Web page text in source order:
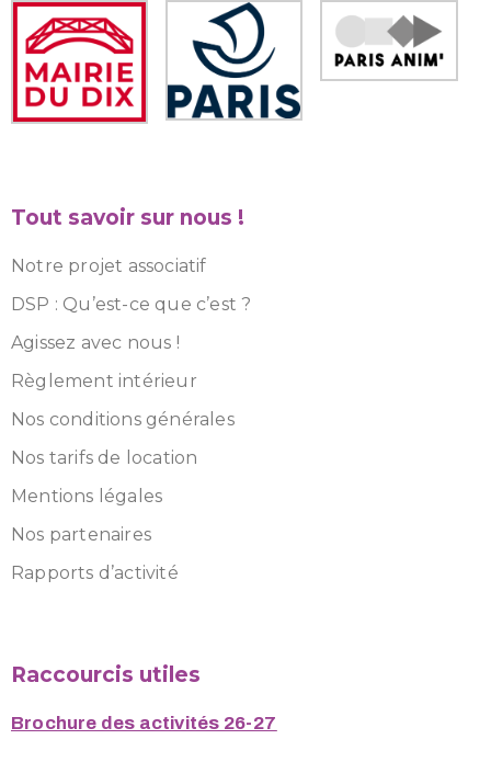
Tout savoir sur nous !
Notre projet associatif
DSP : Qu’est-ce que c’est ?
Agissez avec nous !
Règlement intérieur
Nos conditions générales
Nos tarifs de location
Mentions légales
Nos partenaires
Rapports d’activité
Raccourcis utiles
Brochure des activités 26-27